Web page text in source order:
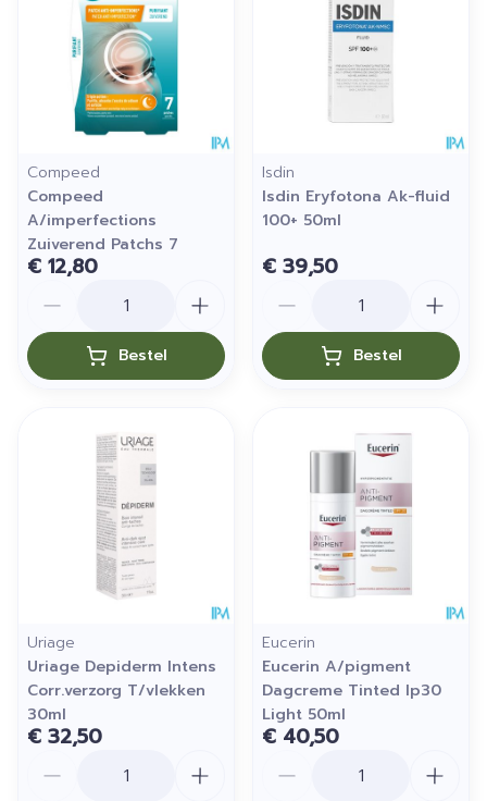
Compeed
Compeed
A/imperfections
Zuiverend Patchs 7
€ 12,80
Bestel
Isdin
Isdin Eryfotona Ak-fluid
100+ 50ml
€ 39,50
Bestel
Uriage
Uriage Depiderm Intens
Corr.verzorg T/vlekken
30ml
€ 32,50
Eucerin
Eucerin A/pigment
Dagcreme Tinted Ip30
Light 50ml
€ 40,50